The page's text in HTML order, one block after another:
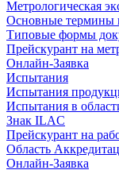
Метрологическая
Основные термины
Типовые формы
Прейскурант на
Онлайн-Заявка
Испытания
Испытания
Испытания в
Знак ILAC
Прейскурант на
Область
Онлайн-Заявка